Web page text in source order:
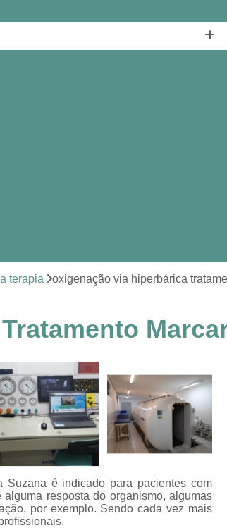
Hiperbárica
Clínica de Medicina
Clínica Hiperbárica em João Pessoa
Oxigenoterapia Hiperbárica
Clínica
Oxigenação Hiperbárica Clínica
Hiperbárica em João Pessoa
Oxigenação Hiperbárica em Sorocaba
Oxigenação Hiperbárica Terapia
Oxigenação Via Hiperbárica
Oxigenação Hiperbárica
terapia oxigenação via hiperbárica
Suzana é indicado para pacientes com
resposta do organismo, algumas
por exemplo. Sendo cada vez mais